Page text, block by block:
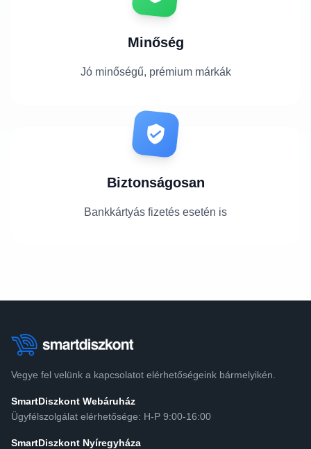
Minőség
Jó minőségű, prémium márkák
Biztonságosan
Bankkártyás fizetés esetén is
Vegye fel velünk a kapcsolatot elérhetőségeink bármelyikén.
SmartDiszkont Webáruház
Ügyfélszolgálat elérhetősége: H-P 9:00-16:00
SmartDiszkont Nyíregyháza